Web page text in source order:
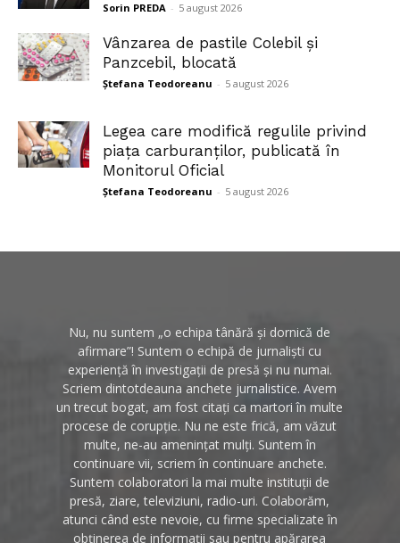
Sorin PREDA - 5 august 2026
Vânzarea de pastile Colebil și
Panzcebil, blocată
Ștefana Teodoreanu - 5 august 2026
Legea care modifică regulile privind
piața carburanților, publicată în
Monitorul Oficial
Ștefana Teodoreanu - 5 august 2026
Nu, nu suntem „o echipa tânără și dornică de
afirmare”! Suntem o echipă de jurnaliști cu
experiență în investigații de presă și nu numai.
Scriem dintotdeauna anchete jurnalistice. Avem
un trecut bogat, am fost citați ca martori în multe
procese de corupție. Nu ne este frică, am văzut
multe, ne-au amenințat mulți. Suntem în
continuare vii, scriem în continuare anchete.
Suntem colaboratori la mai multe instituții de
presă, ziare, televiziuni, radio-uri. Colaborăm,
atunci când este nevoie, cu firme specializate în
obținerea de informații sau pentru apărarea